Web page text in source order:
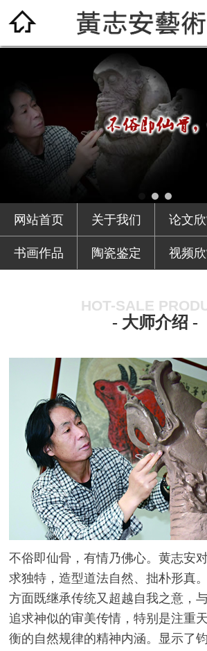

网站首页 关于我们 论文
书画作品 陶瓷鉴定 视频
HOT-SALE
- 大师介绍 -
不俗即仙骨，有情乃佛心。黄志安
求独特，造型道法自然、拙朴形真
方面既继承传统又超越自我之意，
追求神似的审美传情，特别是注重
衡的自然规律的精神内涵。显示了